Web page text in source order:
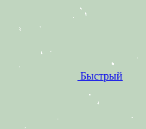
Быстрый